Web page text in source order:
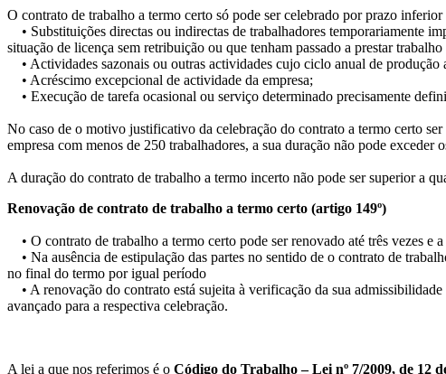
O contrato de trabalho a termo certo só pode ser celebrado por prazo inferior
• Substituições directas ou indirectas de trabalhadores temporariamente
situação de licença sem retribuição ou que tenham passado a prestar
• Actividades sazonais ou outras actividades cujo ciclo anual de produção
• Acréscimo excepcional de actividade da empresa;
• Execução de tarefa ocasional ou serviço determinado precisamente
No caso de o motivo justificativo da celebração do contrato a termo certo
empresa com menos de 250 trabalhadores, a sua duração não pode
A duração do contrato de trabalho a termo incerto não pode ser superior a
Renovação de contrato de trabalho a termo certo (artigo 149º)
• O contrato de trabalho a termo certo pode ser renovado até três vezes e
• Na ausência de estipulação das partes no sentido de o contrato de
no final do termo por igual período
• A renovação do contrato está sujeita à verificação da sua
avançado para a respectiva celebração.
A lei a que nos referimos é o Código do Trabalho – Lei nº 7/2009, de 12